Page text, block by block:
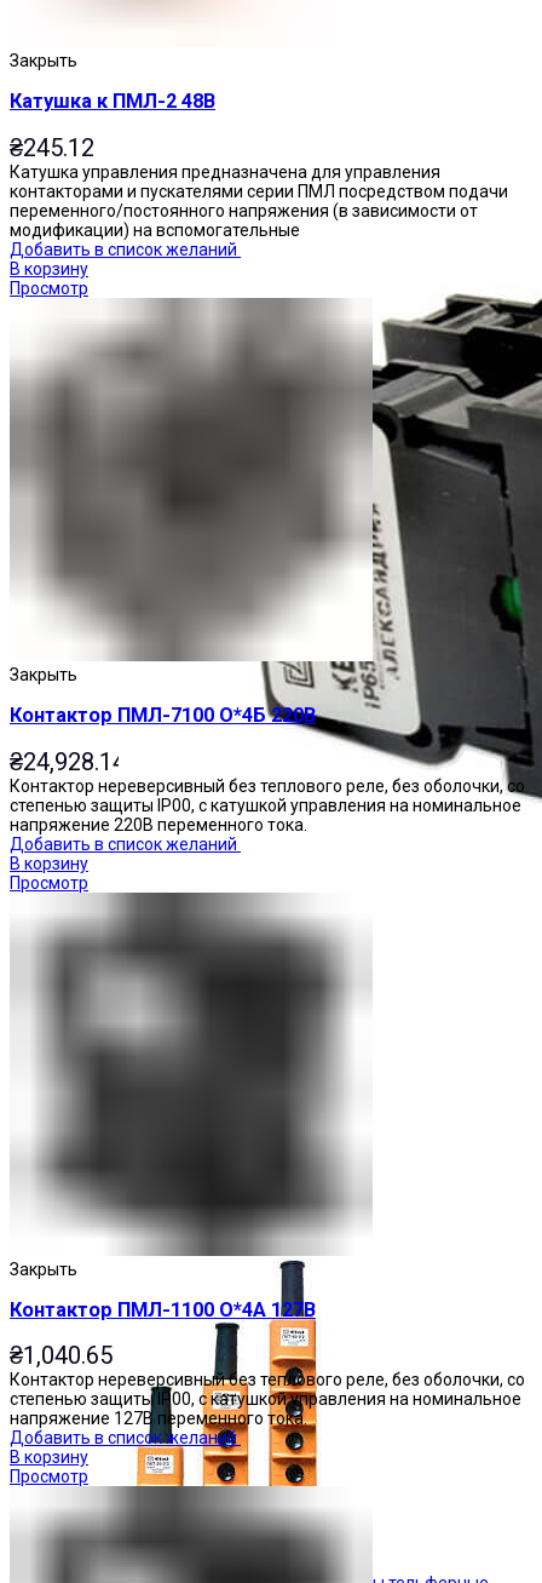
Переключатели
Кнопочные посты
Закрыть
Катушка к ПМЛ-2 48В
₴245.12
Катушка управления предназначена для управления
контакторами и пускателями серии ПМЛ посредством подачи
переменного/постоянного напряжения (в зависимости от
модификации) на вспомогательные
Добавить в список желаний
В корзину
Просмотр
Закрыть
Контактор ПМЛ-7100 О*4Б 220В
₴24,928.14
Контактор нереверсивный без теплового реле, без оболочки, со
степенью защиты IP00, с катушкой управления на номинальное
напряжение 220В переменного тока.
Добавить в список желаний
В корзину
Просмотр
Закрыть
Контактор ПМЛ-1100 О*4А 127В
₴1,040.65
Контактор нереверсивный без теплового реле, без оболочки, со
степенью защиты IP00, с катушкой управления на номинальное
напряжение 127В переменного тока.
Добавить в список желаний
В корзину
Просмотр